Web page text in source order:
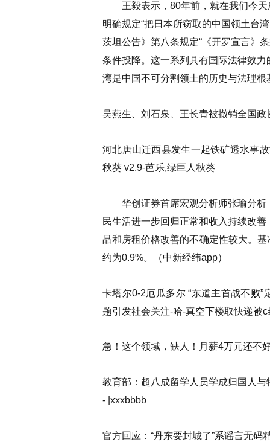
王毅表示，80年前，就在我们今天
明确规定“把日本所窃取的中国领土台
茨坦公告》第八条规定“《开罗宣言》
条件投降。这一系列具有国际法律效
湾是中国不可分割领土的历史与法理根
吴燕生、刘石泉、王长青被撤销全国
河北唐山迁西县发生一起铁矿透水事
秋葵 v2.9-芭乐,绿巨人秋葵
华创证券首席宏观分析师张瑜分析
民生活进一步回归正常和收入持续改
品和房租价格改善的不确定性较大。
约为0.9%。（中新经纬app）
卡塔尔0-2厄瓜多尔 “东道主首战不败
题引发社会关注-哈-真空下楼取快递被
急！这个领域，缺人！月薪4万元还不
教育部：超八成留学人员学成归国人
- |xxxbbbb
官方回应：“丹东要封城了”系谣言无